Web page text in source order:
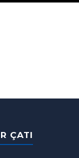
ÇATI